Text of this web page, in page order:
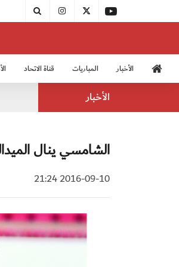
الأخبار المباريات قناة الاتحاد
الأخبار
الشامسي ينال
2016-09-10 21:24